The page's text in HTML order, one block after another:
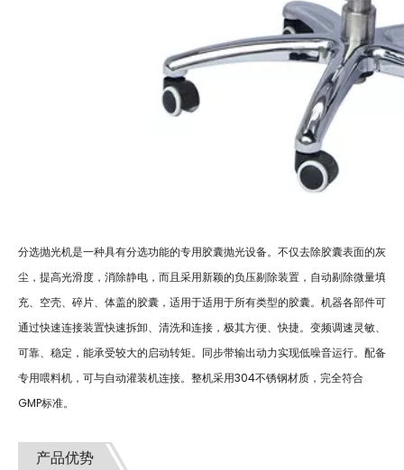
分选抛光机是一种具有分选功能的专用胶囊抛光设备。不仅去除胶囊表面的灰
尘，提高光滑度，消除静电，而且采用新颖的负压剔除装置，自动剔除微量填
充、空壳、碎片、体盖的胶囊，适用于适用于所有类型的胶囊。机器各部件可
通过快速连接装置快速拆卸、清洗和连接，极其方便、快捷。变频调速灵敏、
可靠、稳定，能承受较大的启动转矩。同步带输出动力实现低噪音运行。配备
专用喂料机，可与自动灌装机连接。整机采用304不锈钢材质，完全符合
GMP标准。
产品优势